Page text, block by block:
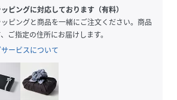
スミン
スクジャスミンの香り
ペアー
系の香り
ユニセックス
ピングに対応しております（有料）
ピングと商品を一緒にご注文ください。商品
ご指定の住所にお届けします。
ービスについて